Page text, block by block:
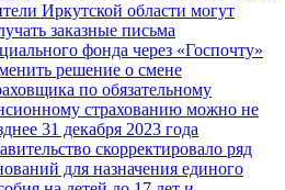
Иркутской области могут
заказные письма
фонда через «Госпочту»
решение о смене
по обязательному
страхованию можно не
31 декабря 2023 года
скорректировало ряд
для назначения единого